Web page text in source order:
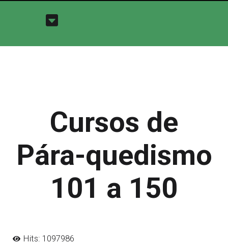
Cursos de
Pára-quedismo
101 a 150
Hits: 1097986